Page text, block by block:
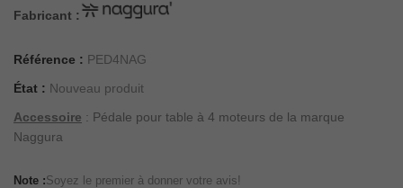
Fabricant :
Référence : PED4NAG
État : Nouveau produit
Accessoire : Pédale pour table à 4 moteurs de la marque
Naggura
Note :Soyez le premier à donner votre avis!